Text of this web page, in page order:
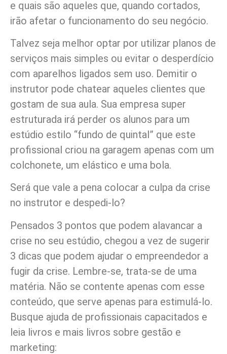
e quais são aqueles que, quando cortados,
irão afetar o funcionamento do seu negócio.
Talvez seja melhor optar por utilizar planos de
serviços mais simples ou evitar o desperdício
com aparelhos ligados sem uso. Demitir o
instrutor pode chatear aqueles clientes que
gostam de sua aula. Sua empresa super
estruturada irá perder os alunos para um
estúdio estilo “fundo de quintal” que este
profissional criou na garagem apenas com um
colchonete, um elástico e uma bola.
Será que vale a pena colocar a culpa da crise
no instrutor e despedi-lo?
Pensados 3 pontos que podem alavancar a
crise no seu estúdio, chegou a vez de sugerir
3 dicas que podem ajudar o empreendedor a
fugir da crise. Lembre-se, trata-se de uma
matéria. Não se contente apenas com esse
conteúdo, que serve apenas para estimulá-lo.
Busque ajuda de profissionais capacitados e
leia livros e mais livros sobre gestão e
marketing: